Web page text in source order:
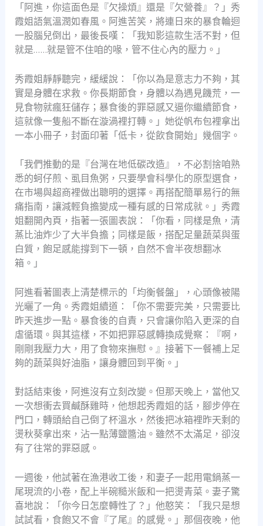
「阿進，你這面色是『欠操煩』還是『欠營養』？」秀
霞姐語氣溫潤如春風。阿進苦笑，將連日來的暴食輪迴
一股腦兒倒出，最後長嘆：「我知影這款生活不對，但
就是……就是管不住咱的喙，管不住心內的壓力。」
秀霞姐靜靜聽完，緩緩說：「你以為是意志力不夠，其
實是身體在求救。你長期節食，身體以為遇見饑荒，一
見食物就瘋狂儲存；暴食後的罪惡感又逼你繼續節食，
這就像一隻船不斷在漩渦裡打轉。」她從帆布包裡拿出
一本小冊子，封面印著「低卡，從飲食開始」幾個字。
「我們推動的是『台灣在地低碳改造』，不必割捨咱熟
悉的蚵仔煎、虱目魚粥，只要學會科學化的原型選食，
在市場與超商裡做出聰明的選擇。再搭配簡單易行的無
痛指南，讓減輕負擔變成一種有感的日常成就。」秀霞
姐翻開內頁，指著一張圖表說：「你看，同樣是魚，清
蒸比油炸少了大半負擔；同樣是飯，搭配足量蔬菜與蛋
白質，飽足感能撐到下一頓，自然不會半夜想翻冰
箱。」
阿進看著圖表上清楚標示的「均衡餐盤」，心頭像被陽
光曬了一角。秀霞姐續道：「你不需要完美，只需要比
昨天進步一點。暴食後的自責，只會讓你陷入更深的自
虐循環。與其這樣，不如把罪惡感轉換成覺察：『啊，
剛剛我壓力大，用了食物來撫慰。』接著下一餐補上足
夠的蔬菜與好油脂，讓身體回到平衡。」
對話結束後，阿進沒有立刻改變。但那天晚上，當他又
一次想衝去買鹹酥雞時，他想起秀霞姐的話，腳步停在
門口，轉頭給自己倒了杯溫水，然後把冰箱裡昨天剩的
燙秋葵拿出來，沾一點薄鹽醬油。雖然不太滿足，卻沒
有了往常的罪惡感。
一週後，他試著在漁港收工後，和妻子一起用電鍋蒸一
尾現流的小卷，配上半碗糙米飯和一把燙青菜。妻子驚
喜地說：「你今日怎麼轉性了？」他憨笑：「我只是想
試試看，食飽又不會『了尾』的感覺。」那個夜晚，他